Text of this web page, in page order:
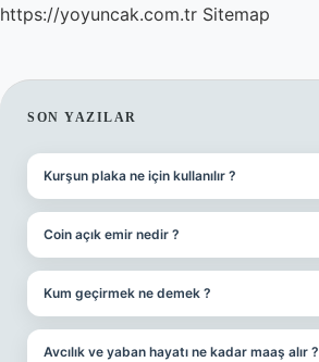
https://yoyuncak.com.tr Sitemap
SIDEBAR
SON YAZILAR
Kurşun plaka ne için kullanılır ?
Coin açık emir nedir ?
Kum geçirmek ne demek ?
Avcılık ve yaban hayatı ne kadar maaş alır ?